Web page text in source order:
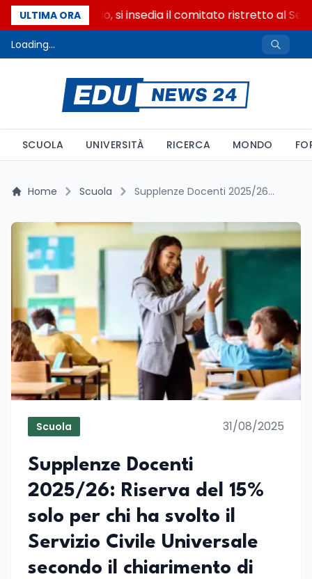
ULTIMA ORA
Riforma del calcio, si insedia il comitato ristretto al
Loading...
SCUOLA UNIVERSITÀ RICERCA MONDO
Home Scuola Supplenze Docenti 2025/26: Riserva del 15% solo per chi ha svolto il Servizio Civile Universale secondo il chiarimento di Livorno
Scuola 31/08/2025
Supplenze Docenti
2025/26: Riserva del 15%
solo per chi ha svolto il
Servizio Civile Universale
secondo il chiarimento di